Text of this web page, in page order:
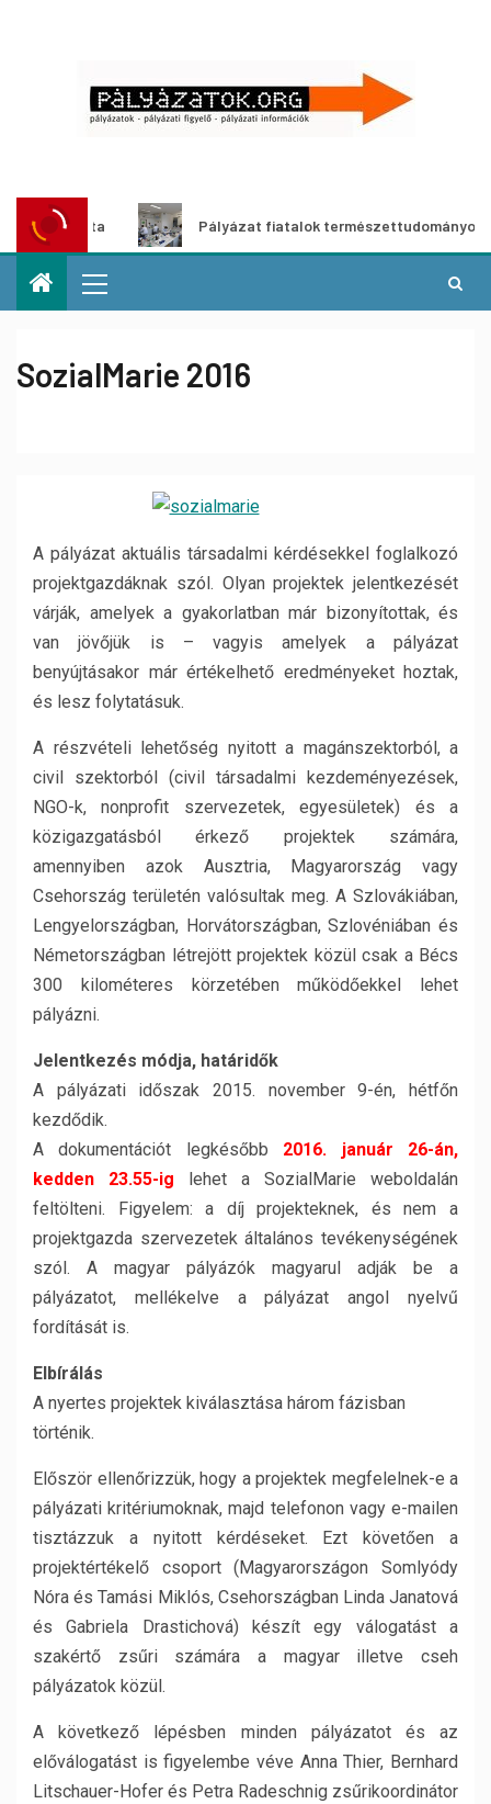
Pályázat fiatalok természettudományos pályára
SozialMarie 2016
A pályázat aktuális társadalmi kérdésekkel foglalkozó
projektgazdáknak szól. Olyan projektek jelentkezését
várják, amelyek a gyakorlatban már bizonyítottak, és
van jövőjük is – vagyis amelyek a pályázat
benyújtásakor már értékelhető eredményeket hoztak,
és lesz folytatásuk.
A részvételi lehetőség nyitott a magánszektorból, a
civil szektorból (civil társadalmi kezdeményezések,
NGO-k, nonprofit szervezetek, egyesületek) és a
közigazgatásból érkező projektek számára,
amennyiben azok Ausztria, Magyarország vagy
Csehország területén valósultak meg. A Szlovákiában,
Lengyelországban, Horvátországban, Szlovéniában és
Németországban létrejött projektek közül csak a Bécs
300 kilométeres körzetében működőekkel lehet
pályázni.
Jelentkezés módja, határidők
A pályázati időszak 2015. november 9-én, hétfőn
kezdődik.
A dokumentációt legkésőbb 2016. január 26-án,
kedden 23.55-ig lehet a SozialMarie weboldalán
feltölteni. Figyelem: a díj projekteknek, és nem a
projektgazda szervezetek általános tevékenységének
szól. A magyar pályázók magyarul adják be a
pályázatot, mellékelve a pályázat angol nyelvű
fordítását is.
Elbírálás
A nyertes projektek kiválasztása három fázisban
történik.
Először ellenőrizzük, hogy a projektek megfelelnek-e a
pályázati kritériumoknak, majd telefonon vagy e-mailen
tisztázzuk a nyitott kérdéseket. Ezt követően a
projektértékelő csoport (Magyarországon Somlyódy
Nóra és Tamási Miklós, Csehországban Linda Janatová
és Gabriela Drastichová) készít egy válogatást a
szakértő zsűri számára a magyar illetve cseh
pályázatok közül.
A következő lépésben minden pályázatot és az
előválogatást is figyelembe véve Anna Thier, Bernhard
Litschauer-Hofer és Petra Radeschnig zsűrikoordinátor